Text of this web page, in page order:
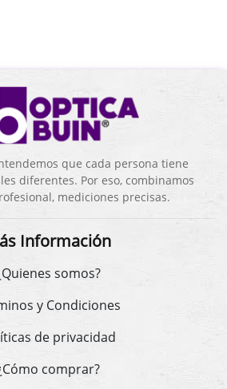
que cada persona tiene
diferentes. Por eso, combinamos
mediciones precisas.
Información
somos?
y Condiciones
de privacidad
comprar?